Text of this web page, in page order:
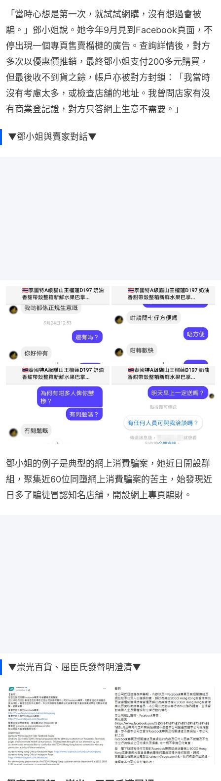
「當時心想是第一次，就試試網購，沒有想過會被
騙。」鄧小姐說。她今年9月見到Facebook頁面，不
停出現一個專頁售賣榴槤的廣告。查詢詳情後，對方
多次以優惠價推銷，最終鄧小姐支付200多元購買，
但最後收不到貨之餘，帳戶亦被對方封鎖：「我當時
沒有考慮太多，或檢查店舖的地址。我曾問店家有沒
有商業登記證，對方只答網上生意不需要。」
▼鄧小姐與賣家對話▼
鄧小姐的例子是典型的網上消費騙案，她近日開設群
組，聚集近60位同墮網上消費騙案的苦主，始發現近
日多了騙徒冒認知名店舖，開設網上專頁騙財。
▼崇光百貨、屈臣氏發聲明澄清▼